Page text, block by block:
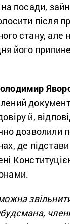
посади,
після
стану, але
його
й,
дозволили
де